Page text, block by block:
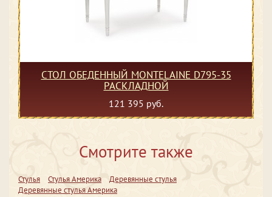
СТОЛ ОБЕДЕННЫЙ MONTELAINE D795-35
РАСКЛАДНОЙ
121 395 руб.
Смотрите также
Стулья Стулья Америка
Деревянные стулья
Деревянные стулья Америка